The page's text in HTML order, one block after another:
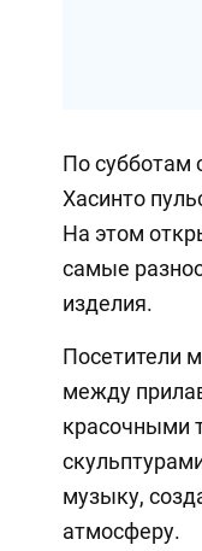
По субботам
Хасинто
На этом
самые
изделия.
Посетители
между
красочными
музыку,
атмосферу.